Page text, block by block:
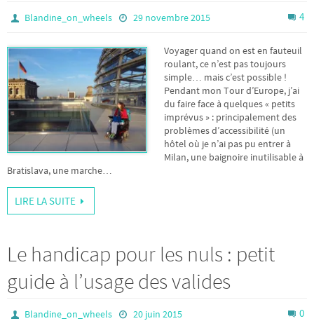
Blandine_on_wheels 29 novembre 2015 4
Voyager quand on est en fauteuil
roulant, ce n’est pas toujours
simple… mais c’est possible !
Pendant mon Tour d’Europe, j’ai
du faire face à quelques « petits
imprévus » : principalement des
problèmes d’accessibilité (un
hôtel où je n’ai pas pu entrer à
Milan, une baignoire inutilisable à
Bratislava, une marche…
LIRE LA SUITE
Le handicap pour les nuls : petit
guide à l’usage des valides
Blandine_on_wheels 20 juin 2015 0